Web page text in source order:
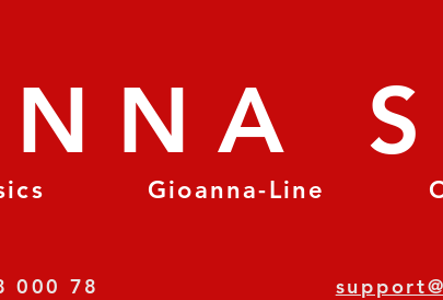
Gioanna-Line
78 000 78